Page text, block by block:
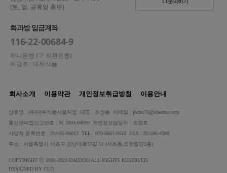
(토, 일, 공휴일 휴무)
화과방 입금계좌
116-22-00684-9
하나은행 (구 외환은행)
예금주 : 대두식품
회사소개 이용약관 개인정보취급방침 이용안내
상호명 : (주)대두식품서울지점 대표 : 조성용 이메일 : jhcho76@idaedoo.com
통신판매업신고번호 : 제 2004-04009 개인정보담당자 : 조정호
사업자 등록번호 : 214-85-06013 TEL : 070-8661-9510 FAX : 02-586-4388
주소 : 서울특별시 서초구 강남대로37길 51 (서초동,요한빌딩2층)
COPYRIGHT ⓒ 2008-2020 DAEDOO ALL RIGHTS RESERVED.
DESIGNED BY CLD.